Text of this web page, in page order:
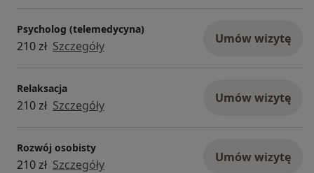
Psycholog (telemedycyna)
210 zł Szczegóły Umów wizytę
Relaksacja
210 zł Szczegóły Umów wizytę
Rozwój osobisty
210 zł Szczegóły Umów wizytę